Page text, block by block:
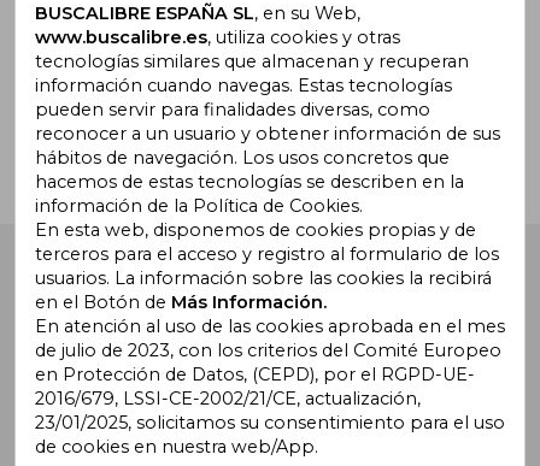
¿Necesitas ayuda?
Ir a Centro de Soporte
Buscalibre España . Calle Energía, 65, Nave 3 (08940),
Cornellà de Llobregat, Barcelona. Derechos Reservados.
Buscalibre Argentina| Buscalibre Chile
BUSCALIBRE ESPAÑA SL, en su Web,
www.buscalibre.es, utiliza cookies y otras
tecnologías similares que almacenan y recuperan
información cuando navegas. Estas tecnologías
pueden servir para finalidades diversas, como
reconocer a un usuario y obtener información de sus
hábitos de navegación. Los usos concretos que
hacemos de estas tecnologías se describen en la
información de la Política de Cookies.
En esta web, disponemos de cookies propias y de
terceros para el acceso y registro al formulario de los
usuarios. La información sobre las cookies la recibirá
en el Botón de Más Información.
En atención al uso de las cookies aprobada en el mes
de julio de 2023, con los criterios del Comité Europeo
en Protección de Datos, (CEPD), por el RGPD-UE-
2016/679, LSSI-CE-2002/21/CE, actualización,
23/01/2025, solicitamos su consentimiento para el uso
de cookies en nuestra web/App.